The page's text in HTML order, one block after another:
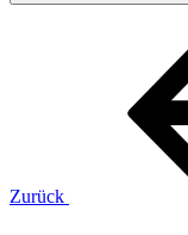
Zurück